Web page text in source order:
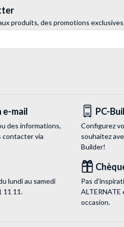
produits, des promotions
e-mail
des informations,
contacter via
PC-
Configurez
souhaitez
Builder!
lundi au samedi
11 11.
Pas
occasion.